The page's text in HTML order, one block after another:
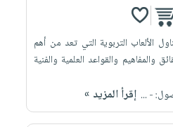
الألعاب التربوية التي تعد من أهم
والمفاهيم والقواعد العلمية والفنية
- ... إقرأ المزيد »